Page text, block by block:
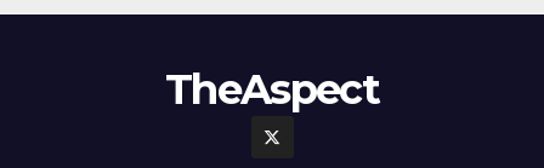
TheAspect